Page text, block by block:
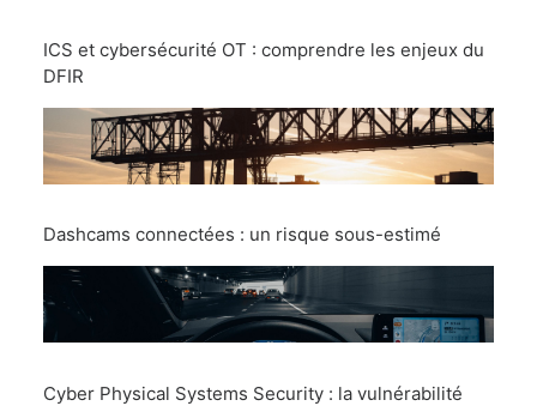
ICS et cybersécurité OT : comprendre les enjeux du
DFIR
Dashcams connectées : un risque sous-estimé
Cyber Physical Systems Security : la vulnérabilité